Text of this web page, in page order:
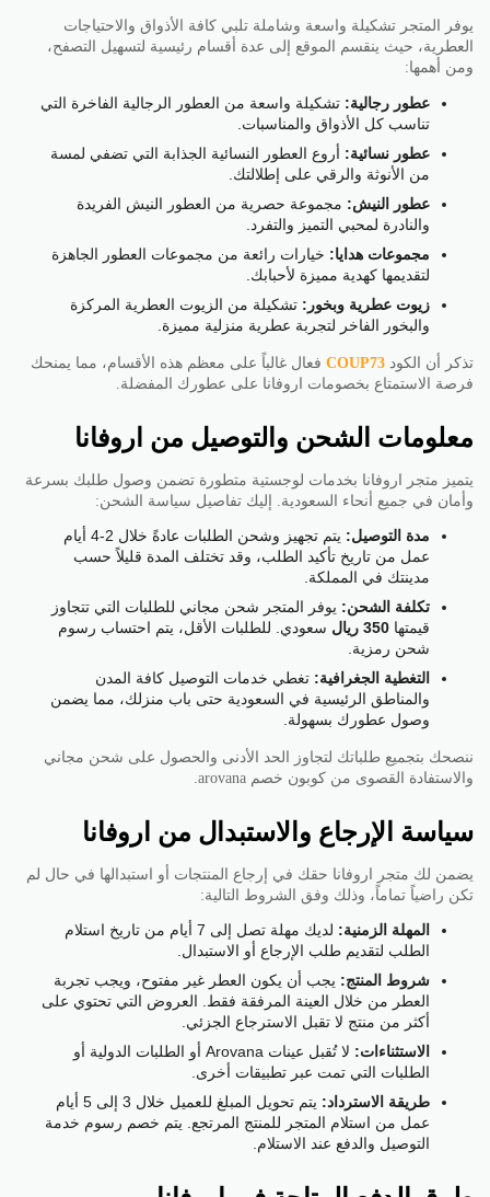
يوفر المتجر تشكيلة واسعة وشاملة تلبي كافة الأذواق والاحتياجات
العطرية، حيث ينقسم الموقع إلى عدة أقسام رئيسية لتسهيل التصفح،
ومن أهمها:
عطور رجالية: تشكيلة واسعة من العطور الرجالية الفاخرة التي
تناسب كل الأذواق والمناسبات.
عطور نسائية: أروع العطور النسائية الجذابة التي تضفي لمسة
من الأنوثة والرقي على إطلالتك.
عطور النيش: مجموعة حصرية من العطور النيش الفريدة
والنادرة لمحبي التميز والتفرد.
مجموعات هدايا: خيارات رائعة من مجموعات العطور الجاهزة
لتقديمها كهدية مميزة لأحبابك.
زيوت عطرية وبخور: تشكيلة من الزيوت العطرية المركزة
والبخور الفاخر لتجربة عطرية منزلية مميزة.
تذكر أن الكود COUP73 فعال غالباً على معظم هذه الأقسام، مما يمنحك
فرصة الاستمتاع بخصومات اروفانا على عطورك المفضلة.
معلومات الشحن والتوصيل من اروفانا
يتميز متجر اروفانا بخدمات لوجستية متطورة تضمن وصول طلبك بسرعة
وأمان في جميع أنحاء السعودية. إليك تفاصيل سياسة الشحن:
مدة التوصيل:
يتم تجهيز وشحن الطلبات عادةً خلال 2-4 أيام
عمل من تاريخ تأكيد الطلب، وقد تختلف المدة قليلاً حسب
مدينتك في المملكة.
تكلفة الشحن: يوفر المتجر شحن مجاني للطلبات التي تتجاوز
قيمتها 350 ريال
سعودي. للطلبات الأقل، يتم احتساب رسوم
شحن رمزية.
التغطية الجغرافية: تغطي خدمات التوصيل كافة المدن
والمناطق الرئيسية في السعودية حتى باب منزلك، مما يضمن
وصول عطورك بسهولة.
ننصحك بتجميع طلباتك لتجاوز الحد الأدنى والحصول على شحن مجاني
والاستفادة القصوى من كوبون خصم arovana.
سياسة الإرجاع والاستبدال من اروفانا
يضمن لك متجر اروفانا حقك في إرجاع المنتجات أو استبدالها في حال لم
تكن راضياً تماماً، وذلك وفق الشروط التالية:
المهلة الزمنية:
لديك مهلة تصل إلى 7 أيام من تاريخ استلام
الطلب لتقديم طلب الإرجاع أو الاستبدال.
شروط المنتج: يجب أن يكون العطر غير مفتوح، ويجب تجربة
العطر من خلال العينة المرفقة فقط. العروض التي تحتوي على
أكثر من منتج لا تقبل الاسترجاع الجزئي.
الاستثناءات:
لا تُقبل عينات Arovana أو الطلبات الدولية أو
الطلبات التي تمت عبر تطبيقات أخرى.
طريقة الاسترداد:
يتم تحويل المبلغ للعميل خلال 3 إلى 5 أيام
عمل من استلام المتجر للمنتج المرتجع. يتم خصم رسوم خدمة
التوصيل والدفع عند الاستلام.